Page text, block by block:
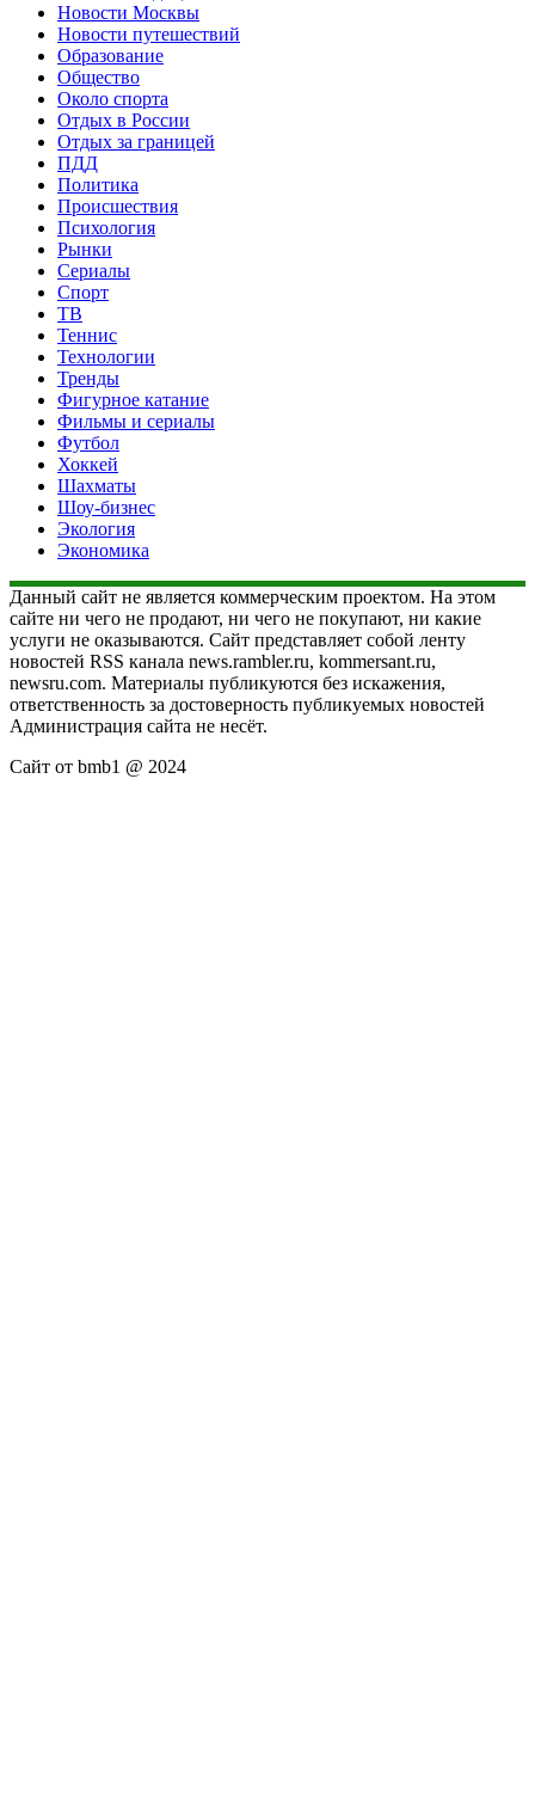
Новости Москвы
Новости путешествий
Образование
Общество
Около спорта
Отдых в России
Отдых за границей
ПДД
Политика
Происшествия
Психология
Рынки
Сериалы
Спорт
ТВ
Теннис
Технологии
Тренды
Фигурное катание
Фильмы и сериалы
Футбол
Хоккей
Шахматы
Шоу-бизнес
Экология
Экономика
Данный сайт не является коммерческим проектом. На этом
сайте ни чего не продают, ни чего не покупают, ни какие
услуги не оказываются. Сайт представляет собой ленту
новостей RSS канала news.rambler.ru, kommersant.ru,
newsru.com. Материалы публикуются без искажения,
ответственность за достоверность публикуемых новостей
Администрация сайта не несёт.
Сайт от bmb1 @ 2024